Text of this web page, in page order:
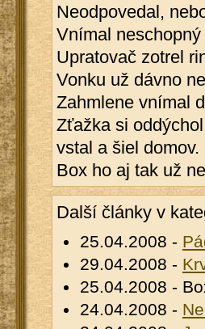
Neodpovedal,
Vnímal
Upratovač zotrel
Vonku už dávno
Zahmlene vnímal
Zťažka si
vstal a šiel domov.
Box ho aj tak už
Další články v
25.04.2008 -
29.04.2008 -
25.04.2008 -
24.04.2008 -